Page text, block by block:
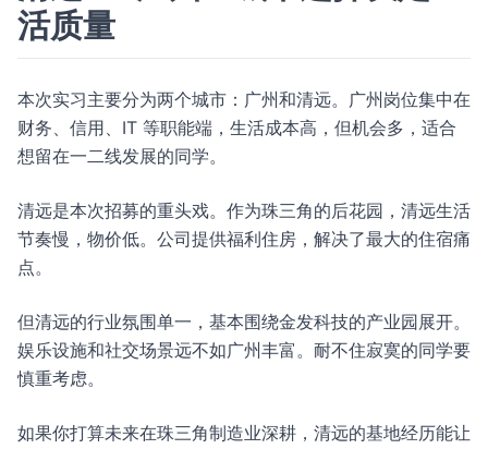
活质量
本次实习主要分为两个城市：广州和清远。广州岗位集中在
财务、信用、IT 等职能端，生活成本高，但机会多，适合
想留在一二线发展的同学。
清远是本次招募的重头戏。作为珠三角的后花园，清远生活
节奏慢，物价低。公司提供福利住房，解决了最大的住宿痛
点。
但清远的行业氛围单一，基本围绕金发科技的产业园展开。
娱乐设施和社交场景远不如广州丰富。耐不住寂寞的同学要
慎重考虑。
如果你打算未来在珠三角制造业深耕，清远的基地经历能让